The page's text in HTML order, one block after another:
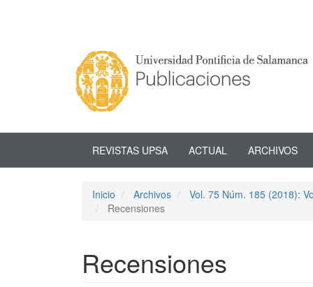
REVISTAS UPSA ACTUAL ARCHIVOS
Inicio Archivos
Vol. 75 Núm. 185 (2018):
Recensiones
Recensiones